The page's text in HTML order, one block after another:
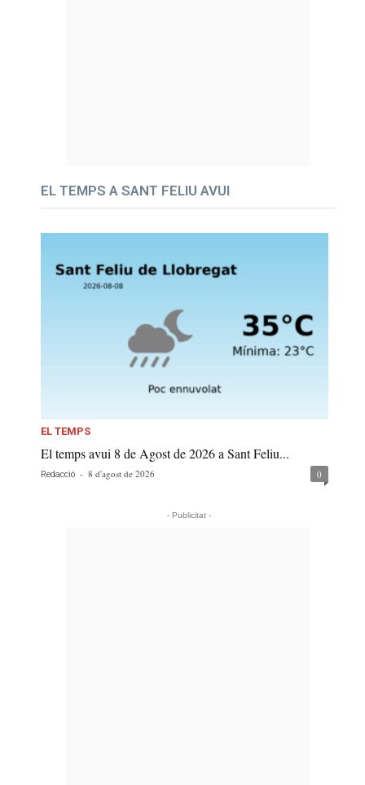
EL TEMPS A SANT FELIU AVUI
EL TEMPS
El temps avui 8 de Agost de 2026 a Sant Feliu...
Redacció - 8 d'agost de 2026 0
- Publicitat -